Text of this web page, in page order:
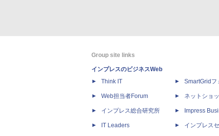
Group site links
インプレスのビジネスWeb
Think IT
Web担当者Forum
インプレス総合研究所
IT Leaders
SmartGridフ
ネットショ
Impress
インプレス